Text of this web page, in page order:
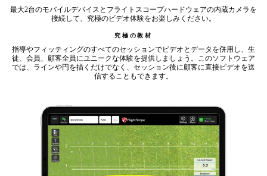
最大2台のモバイルデバイスとフライトスコープハードウェアの内蔵カメラを
接続して、究極のビデオ体験をお楽しみください。
究極の教材
指導やフィッティングのすべてのセッションでビデオとデータを併用し、生
徒、会員、顧客全員にユニークな体験を提供しましょう。このソフトウェア
では、ラインや円を描くだけでなく、セッション後に顧客に直接ビデオを送
信することもできます。